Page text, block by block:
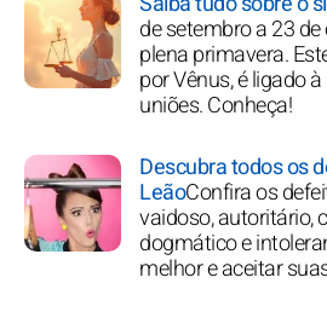
de setembro a 23
plena primavera.
por Vênus, é ligado
uniões. Conheça!
Descubra todos os
LeãoConfira os
vaidoso, autoritário,
dogmático e
melhor e aceitar